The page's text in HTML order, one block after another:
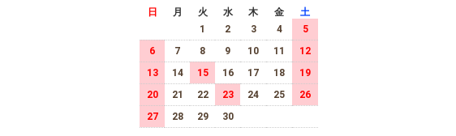
日 月 火 水 木 金
土
1
2 3 4
5
6
7 8 9 10 11
12
13
14 15 16 17 18
19
20
21 22 23 24 25
26
27
28 29 30